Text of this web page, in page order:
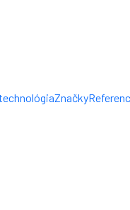
Značky